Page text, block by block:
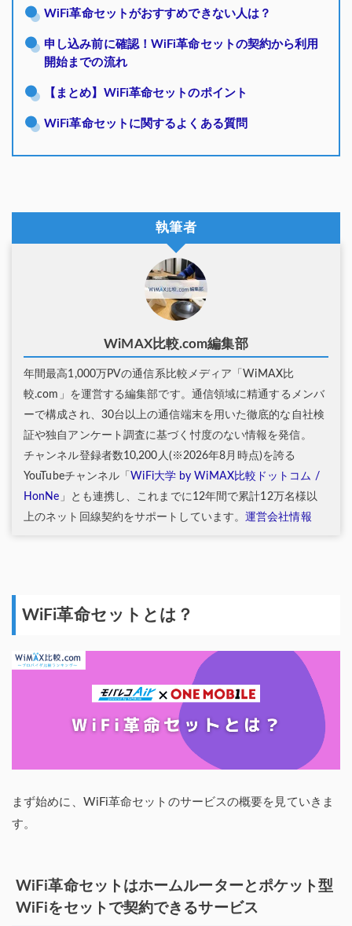
WiFi革命セットがおすすめできない人は？
申し込み前に確認！WiFi革命セットの契約から利用
開始までの流れ
【まとめ】WiFi革命セットのポイント
WiFi革命セットに関するよくある質問
執筆者
WiMAX比較.com編集部
年間最高1,000万PVの通信系比較メディア「WiMAX比
較.com」を運営する編集部です。通信領域に精通するメンバ
ーで構成され、30台以上の通信端末を用いた徹底的な自社検
証や独自アンケート調査に基づく忖度のない情報を発信。
チャンネル登録者数10,200人(※2026年8月時点)を誇る
YouTubeチャンネル「WiFi大学 by WiMAX比較ドットコム /
HonNe 」とも連携し、これまでに12年間で累計12万名様以
上のネット回線契約をサポートしています。 運営会社情報
WiFi革命セットとは？
まず始めに、WiFi革命セットのサービスの概要を見ていきま
す。
WiFi革命セットはホームルーターとポケット型
WiFiをセットで契約できるサービス